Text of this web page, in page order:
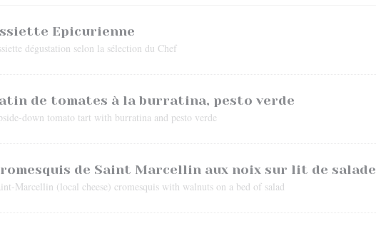
Epicurienne
dégustation selon la sélection du Chef
de tomates à la burratina, pesto verde
down tomato tart with burratina and pesto verde
de Saint Marcellin aux noix sur lit de salade
Marcellin (local cheese) cromesquis with walnuts on a bed of salad